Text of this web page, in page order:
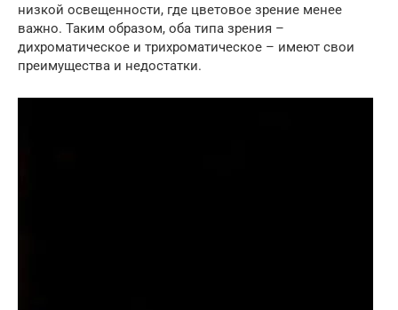
низкой освещенности, где цветовое зрение менее
важно. Таким образом, оба типа зрения –
дихроматическое и трихроматическое – имеют свои
преимущества и недостатки.